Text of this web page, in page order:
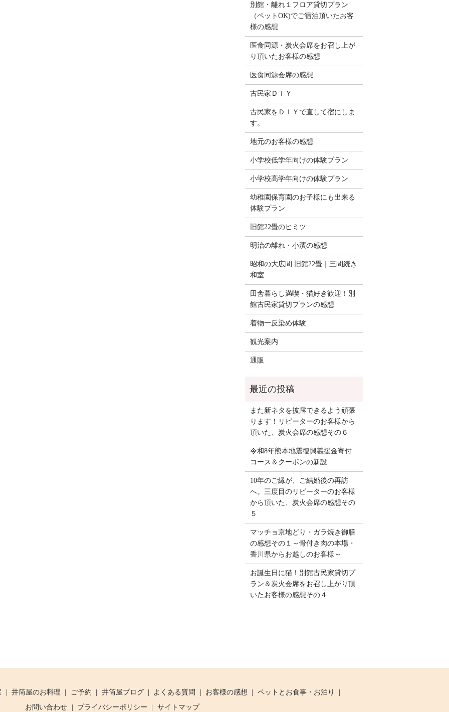
別館・離れ１フロア貸切プラン
（ペットOK)でご宿泊頂いたお客
様の感想
医食同源・炭火会席をお召し上が
り頂いたお客様の感想
医食同源会席の感想
古民家ＤＩＹ
古民家をＤＩＹで直して宿にしま
す。
地元のお客様の感想
小学校低学年向けの体験プラン
小学校高学年向けの体験プラン
幼稚園保育園のお子様にも出来る
体験プラン
旧館22畳のヒミツ
明治の離れ・小濱の感想
昭和の大広間 旧館22畳｜三間続き
和室
田舎暮らし満喫・猫好き歓迎！別
館古民家貸切プランの感想
着物一反染め体験
観光案内
通販
また新ネタを披露できるよう頑張
ります！リピーターのお客様から
頂いた、炭火会席の感想その６
令和8年熊本地震復興義援金寄付
コース＆クーポンの新設
10年のご縁が、ご結婚後の再訪
へ。三度目のリピーターのお客様
から頂いた、炭火会席の感想その
５
マッチョ京地どり・ガラ焼き御膳
の感想その１～骨付き肉の本場・
香川県からお越しのお客様～
お誕生日に猫！別館古民家貸切プ
ラン＆炭火会席をお召し上がり頂
いたお客様の感想その４
井筒屋のお料理 ご予約 井筒屋ブログ よくある質問 お客様の感想
ペットとお食事・お泊り
お問い合わせ
プライバシーポリシー サイトマップ